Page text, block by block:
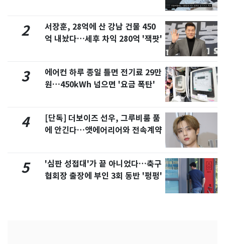
2
서장훈, 28억에 산 강남 건물 450
억 내놨다…세후 차익 280억 '잭팟'
3
에어컨 하루 종일 틀면 전기료 29만
원…450kWh 넘으면 '요금 폭탄'
4
[단독] 더보이즈 선우, 그루비룸 품
에 안긴다…앳에어리어와 전속계약
5
'심판 성접대'가 끝 아니었다…축구
협회장 출장에 부인 3회 동반 '펑펑'